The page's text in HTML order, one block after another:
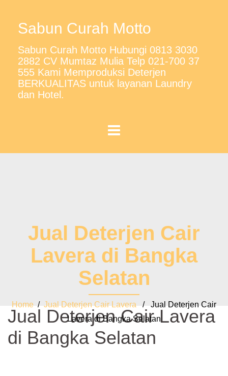
Sabun Curah Motto
Sabun Curah Motto Hubungi 0813 3030
2882 CV Mumtaz Mulia Telp 021-700 37
555 Kami Memproduksi Deterjen
BERKUALITAS untuk layanan Laundry
dan Hotel.
Jual Deterjen Cair
Lavera di Bangka
Selatan
Home / Jual Deterjen Cair Lavera / Jual Deterjen Cair
Lavera di Bangka Selatan
Jual Deterjen Cair Lavera
di Bangka Selatan